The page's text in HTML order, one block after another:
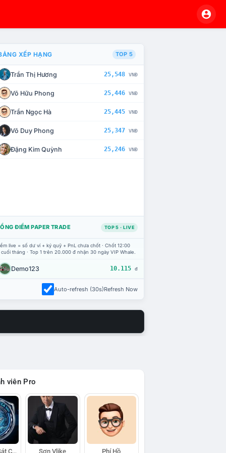
CHẾ TÀI XỬ LÝ VI PHẠM
XẾP HẠNG TOP 5
Trần Thị Hương 25,548 VNĐ
Võ Hữu Phong 25,446 VNĐ
Trần Ngọc Hà 25,445 VNĐ
Võ Duy Phong 25,347 VNĐ
Đặng Kim Quỳnh 25,246 VNĐ
ĐIỂM PAPER TRADE TOP 5 · LIVE
live = số dư ví + ký quỹ + PnL chưa chốt · Chốt 12:00
tháng · Top 1 trên 20.000 đ nhận 30 ngày VIP Whale.
Demo123 10.115 đ
Auto-refresh (30s)Refresh Now
viên Pro
Đội Trinh Sát Cá Voi Sơn Vlike Phí Hồ